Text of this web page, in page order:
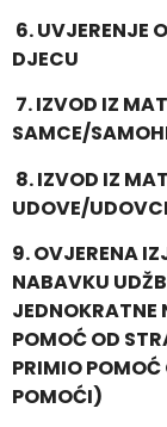
6.UVJERENJE
DJECU
7.IZVOD IZ
SAMCE/
8.IZVOD IZ
UDOVE/
9. OVJERENA
NABAVKU
JEDNOKRATNE
POMOĆ OD
PRIMIO POMOĆ
POMOĆI)